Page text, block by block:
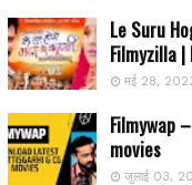
Le Suru
Filmyzilla |
मई 28,
Filmywap
movies
जुलाई 03,